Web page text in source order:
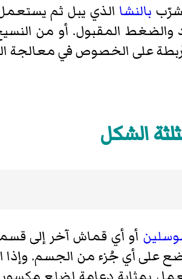
بالنشا الذي يبل ثم
المقبول. أو من
على الخصوص في معالجة
الشكل
أو أي قماش آخر إلى
على أي جُزء من الجسم. وإذا